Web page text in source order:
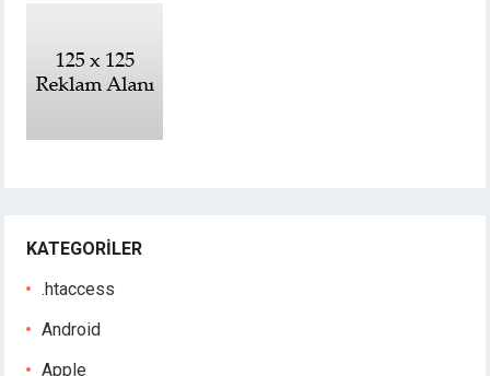
KATEGORILER
.htaccess
Android
Apple